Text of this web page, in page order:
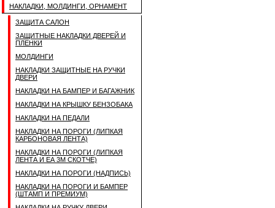
НАКЛАДКИ, МОЛДИНГИ, ОРНАМЕНТ
ЗАЩИТА САЛОН
ЗАЩИТНЫЕ НАКЛАДКИ ДВЕРЕЙ И
ПЛЕНКИ
МОЛДИНГИ
НАКЛАДКИ ЗАЩИТНЫЕ НА РУЧКИ
ДВЕРИ
НАКЛАДКИ НА БАМПЕР И БАГАЖНИК
НАКЛАДКИ НА КРЫШКУ БЕНЗОБАКА
НАКЛАДКИ НА ПЕДАЛИ
НАКЛАДКИ НА ПОРОГИ (ЛИПКАЯ
КАРБОНОВАЯ ЛЕНТА)
НАКЛАДКИ НА ПОРОГИ (ЛИПКАЯ
ЛЕНТА И ЕА 3M СКОТЧЕ)
НАКЛАДКИ НА ПОРОГИ (НАДПИСЬ)
НАКЛАДКИ НА ПОРОГИ И БАМПЕР
(ШТАМП И ПРЕМИУМ)